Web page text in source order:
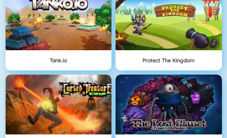
Tank.io Protect The Kingdom